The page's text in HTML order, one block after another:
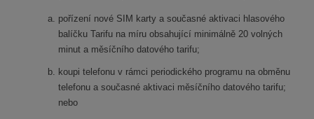
pořízení nové SIM karty a současné aktivaci hlasového
balíčku Tarifu na míru obsahující minimálně 20 volných
minut a měsíčního datového tarifu;
koupi telefonu v rámci periodického programu na obměnu
telefonu a současné aktivaci měsíčního datového tarifu;
nebo